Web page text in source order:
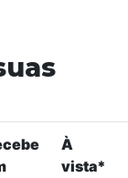
À
vista*